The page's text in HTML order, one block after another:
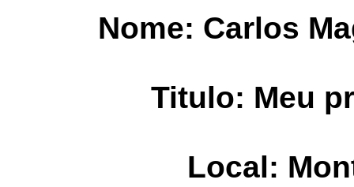
Nome: Carlos
Titulo: Meu
Local: